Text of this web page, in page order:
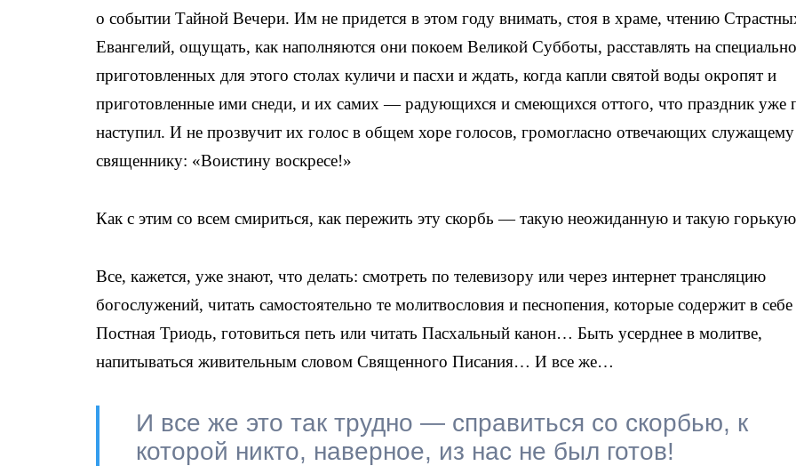
о событии Тайной Вечери. Им не придется в этом году внимать, стоя в храме, чтению
Евангелий, ощущать, как наполняются они покоем Великой Субботы, расставлять на специально
приготовленных для этого столах куличи и пасхи и ждать, когда капли святой воды окропят и
приготовленные ими снеди, и их самих — радующихся и смеющихся оттого, что праздник уже
наступил. И не прозвучит их голос в общем хоре голосов, громогласно отвечающих служащему
священнику: «Воистину воскресе!»
Как с этим со всем смириться, как пережить эту скорбь — такую неожиданную и такую
Все, кажется, уже знают, что делать: смотреть по телевизору или через интернет трансляцию
богослужений, читать самостоятельно те молитвословия и песнопения, которые содержит в себе
Постная Триодь, готовиться петь или читать Пасхальный канон… Быть усерднее в молитве,
напитываться живительным словом Священного Писания… И все же…
И все же это так трудно — справиться со скорбью, к
которой никто, наверное, из нас не был готов!